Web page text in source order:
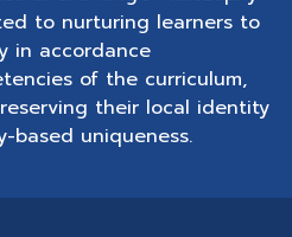
to nurturing learners to
in accordance
of the curriculum,
their local identity
based uniqueness.